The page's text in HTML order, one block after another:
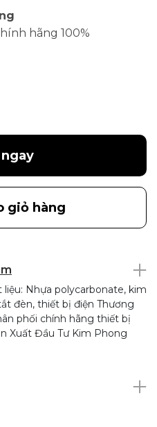
hãng 100%
giỏ hàng
Nhựa polycarbonate, kim
đèn, thiết bị điện Thương
phối chính hãng thiết bị
Xuất Đầu Tư Kim Phong